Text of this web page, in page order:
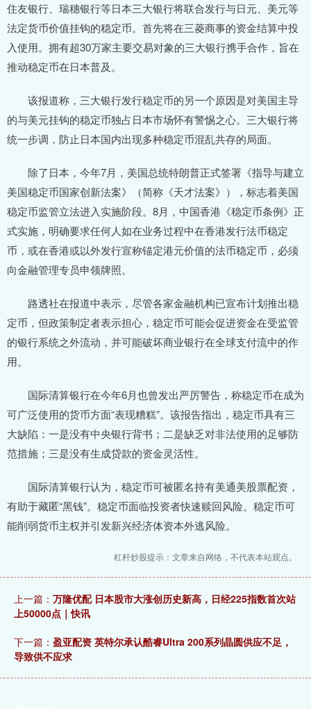
住友银行、瑞穗银行等日本三大银行将联合发行与日元、美元等
法定货币价值挂钩的稳定币。首先将在三菱商事的资金结算中投
入使用。拥有超30万家主要交易对象的三大银行携手合作，旨在
推动稳定币在日本普及。
该报道称，三大银行发行稳定币的另一个原因是对美国主导
的与美元挂钩的稳定币独占日本市场怀有警惕之心。三大银行将
统一步调，防止日本国内出现多种稳定币混乱共存的局面。
除了日本，今年7月，美国总统特朗普正式签署《指导与建立
美国稳定币国家创新法案》（简称《天才法案》），标志着美国
稳定币监管立法进入实施阶段。8月，中国香港《稳定币条例》正
式实施，明确要求任何人如在业务过程中在香港发行法币稳定
币，或在香港或以外发行宣称锚定港元价值的法币稳定币，必须
向金融管理专员申领牌照。
路透社在报道中表示，尽管各家金融机构已宣布计划推出稳
定币，但政策制定者表示担心，稳定币可能会促进资金在受监管
的银行系统之外流动，并可能破坏商业银行在全球支付流中的作
用。
国际清算银行在今年6月也曾发出严厉警告，称稳定币在成为
可广泛使用的货币方面“表现糟糕”。该报告指出，稳定币具有三
大缺陷：一是没有中央银行背书；二是缺乏对非法使用的足够防
范措施；三是没有生成贷款的资金灵活性。
国际清算银行认为，稳定币可被匿名持有美通美股票配资，
有助于藏匿“黑钱”。稳定币面临投资者快速赎回风险。稳定币可
能削弱货币主权并引发新兴经济体资本外逃风险。
杠杆炒股提示：文章来自网络，不代表本站观点。
上一篇： 万隆优配 日本股市大涨创历史新高，日经225指数首次站
上50000点｜快讯
下一篇： 盈亚配资 英特尔承认酷睿Ultra 200系列晶圆供应不足，
导致供不应求